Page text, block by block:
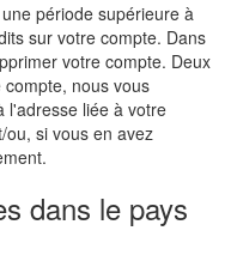
période supérieure à
sur votre compte. Dans
votre compte. Deux
nous vous
l'adresse liée à votre
si vous en avez
dans le pays